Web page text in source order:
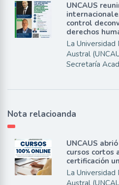
UNCAUS
control
derechos
La Universidad
Austral
Secretaría
Nota relacioanda
UNCAUS
cursos cortos
certificación
La Universidad
Austral